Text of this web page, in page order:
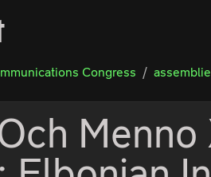
Congress